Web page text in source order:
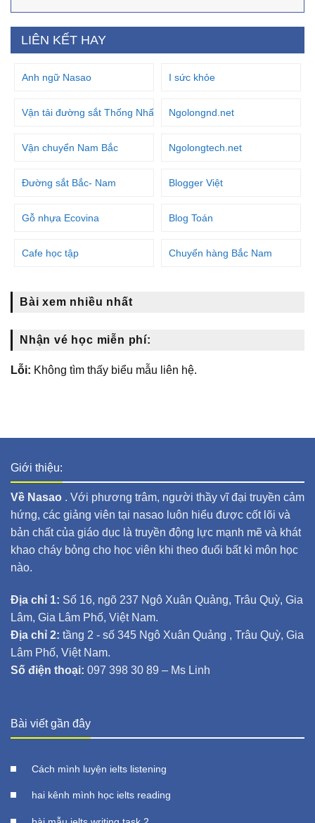
LIÊN KẾT HAY
Anh ngữ Nasao I sức khỏe
Vận tải đường sắt Thống Nhất Ngolongnd.net
Vận chuyển Nam Bắc Ngolongtech.net
Đường sắt Bắc- Nam Blogger Việt
Gỗ nhựa Ecovina Blog Toán
Cafe học tập Chuyển hàng Bắc Nam
Bài xem nhiều nhất
Nhận vé học miễn phí:
Lỗi: Không tìm thấy biểu mẫu liên hệ.
Giới thiệu:
Về Nasao . Với phương trâm, người thầy vĩ đại truyền cảm
hứng, các giảng viên tại nasao luôn hiểu được cốt lõi và
bản chất của giáo dục là truyền động lực mạnh mẽ và khát
khao cháy bỏng cho học viên khi theo đuổi bất kì môn học
nào.
Địa chỉ 1: Số 16, ngõ 237 Ngô Xuân Quảng, Trâu Quỳ, Gia
Lâm, Gia Lâm Phố, Việt Nam.
Địa chỉ 2: tầng 2 - số 345 Ngô Xuân Quảng , Trâu Quỳ, Gia
Lâm Phố, Việt Nam.
Số điện thoại: 097 398 30 89 – Ms Linh
Bài viết gần đây
Cách mình luyện ielts listening
hai kênh mình học ielts reading